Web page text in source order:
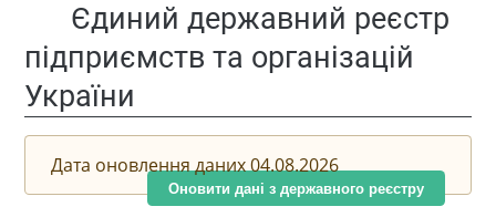
Єдиний державний реєстр
підприємств та організацій
України
Дата оновлення даних 04.08.2026
Оновити дані з державного реєстру